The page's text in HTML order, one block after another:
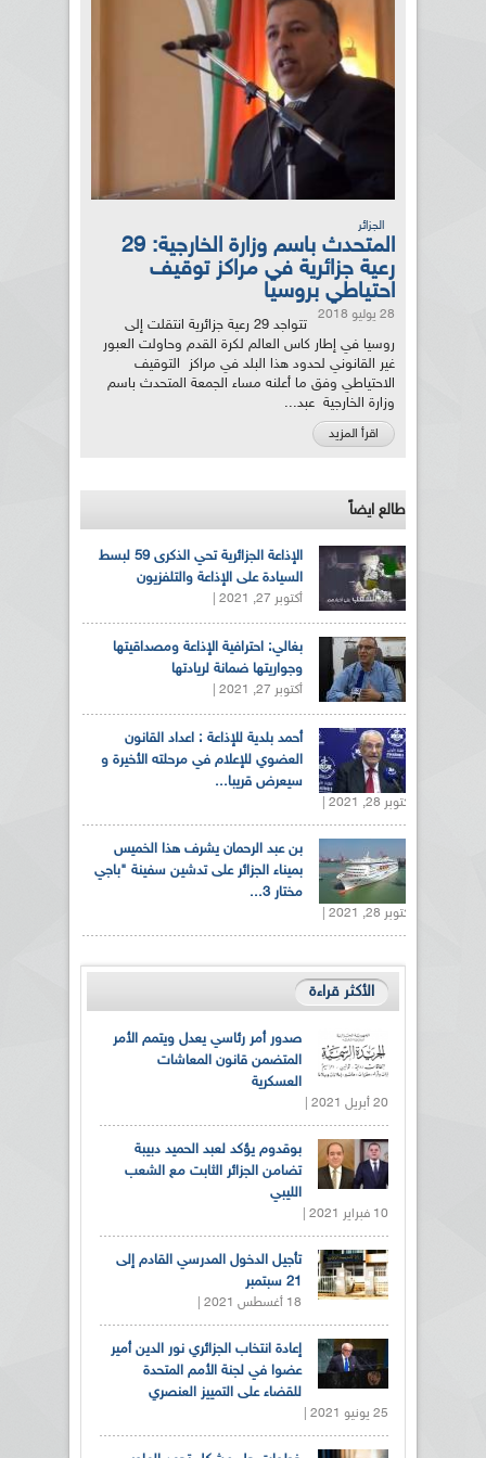
الجزائر
المتحدث باسم وزارة الخارجية: 29
رعية جزائرية في مراكز توقيف
احتياطي بروسيا
28 يوليو 2018
تتواجد 29 رعية جزائرية انتقلت إلى
روسيا في إطار كاس العالم لكرة القدم وحاولت العبور
غير القانوني لحدود هذا البلد في مراكز التوقيف
الاحتياطي وفق ما أعلنه مساء الجمعة المتحدث باسم
وزارة الخارجية عبد...
اقرأ المزيد
طالع ايضاً
الإذاعة الجزائرية تحي الذكرى 59 لبسط
السيادة على الإذاعة والتلفزيون
أكتوبر 27, 2021 |
بغالي: احترافية الإذاعة ومصداقيتها
وجواريتها ضمانة لريادتها
أكتوبر 27, 2021 |
أحمد بلدية للإذاعة : اعداد القانون
العضوي للإعلام في مرحلته الأخيرة و
سيعرض قريبا...
أكتوبر 28, 2021 |
بن عبد الرحمان يشرف هذا الخميس
بميناء الجزائر على تدشين سفينة "باجي
مختار 3...
أكتوبر 28, 2021 |
الأكثر قراءة
صدور أمر رئاسي يعدل ويتمم الأمر
المتضمن قانون المعاشات
العسكرية
20 أبريل 2021 |
بوقدوم يؤكد لعبد الحميد دبيبة
تضامن الجزائر الثابت مع الشعب
الليبي
10 فبراير 2021 |
تأجيل الدخول المدرسي القادم إلى
21 سبتمبر
18 أغسطس 2021 |
إعادة انتخاب الجزائري نور الدين أمير
عضوا في لجنة الأمم المتحدة
للقضاء على التمييز العنصري
25 يونيو 2021 |